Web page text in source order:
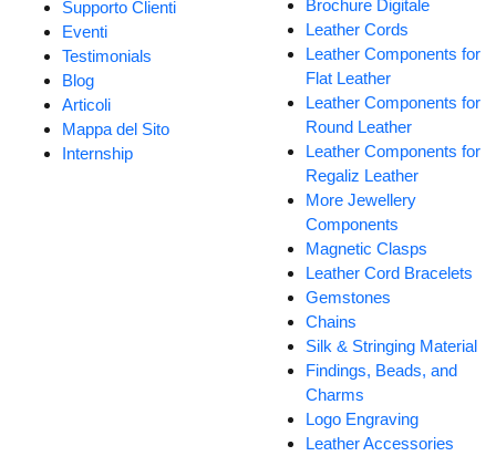
Supporto Clienti
Eventi
Testimonials
Blog
Articoli
Mappa del Sito
Internship
Brochure Digitale
Leather Cords
Leather Components for
Flat Leather
Leather Components for
Round Leather
Leather Components for
Regaliz Leather
More Jewellery
Components
Magnetic Clasps
Leather Cord Bracelets
Gemstones
Chains
Silk & Stringing Material
Findings, Beads, and
Charms
Logo Engraving
Leather Accessories